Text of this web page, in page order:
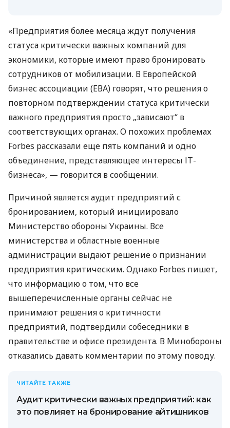
«Предприятия более месяца ждут получения
статуса критически важных компаний для
экономики, которые имеют право бронировать
сотрудников от мобилизации. В Европейской
бизнес ассоциации (ЕВА) говорят, что решения о
повторном подтверждении статуса критически
важного предприятия просто „зависают“ в
соответствующих органах. О похожих проблемах
Forbes рассказали еще пять компаний и одно
объединение, представляющее интересы ІТ-
бизнеса», — говорится в сообщении.
Причиной является аудит предприятий с
бронированием, который инициировало
Министерство обороны Украины. Все
министерства и областные военные
администрации выдают решение о признании
предприятия критическим. Однако Forbes пишет,
что информацию о том, что все
вышеперечисленные органы сейчас не
принимают решения о критичности
предприятий, подтвердили собеседники в
правительстве и офисе президента. В Минобороны
отказались давать комментарии по этому поводу.
ЧИТАЙТЕ ТАКЖЕ
Аудит критически важных предприятий: как
это повлияет на бронирование айтишников